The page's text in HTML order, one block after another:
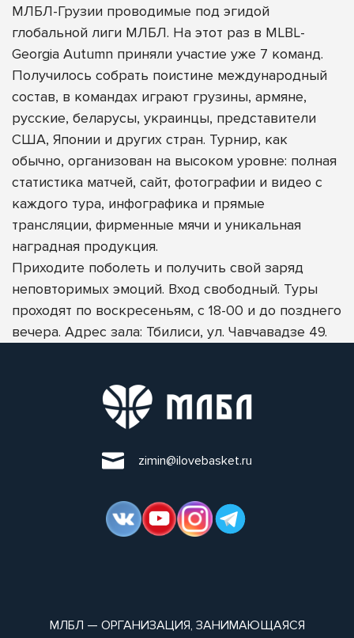
МЛБЛ-Грузии проводимые под эгидой
глобальной лиги МЛБЛ. На этот раз в MLBL-
Georgia Autumn приняли участие уже 7 команд.
Получилось собрать поистине международный
состав, в командах играют грузины, армяне,
русские, беларусы, украинцы, представители
США, Японии и других стран. Турнир, как
обычно, организован на высоком уровне: полная
статистика матчей, сайт, фотографии и видео с
каждого тура, инфографика и прямые
трансляции, фирменные мячи и уникальная
наградная продукция.
Приходите поболеть и получить свой заряд
неповторимых эмоций. Вход свободный. Туры
проходят по воскресеньям, с 18-00 и до позднего
вечера. Адрес зала: Тбилиси, ул. Чавчавадзе 49.
zimin@ilovebasket.ru
МЛБЛ — ОРГАНИЗАЦИЯ, ЗАНИМАЮЩАЯСЯ